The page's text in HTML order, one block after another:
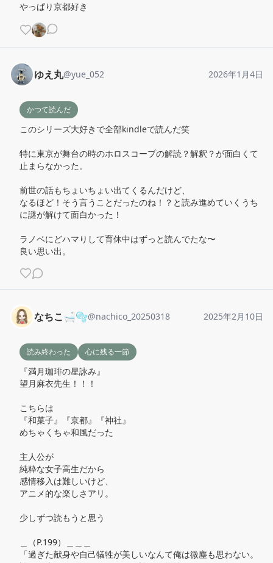
やっぱり京都好き
ゆえ丸@yue_052 2026年1月4日
かつて読んだ
このシリーズ大好きで全部kindleで読んだ笑
特に東京が舞台の時のホロスコープの解読？解釈？が面白くて
止まらなかった。
前世の話もちょいちょい出てくるんだけど、
なるほど！そう言うことだったのね！？と読み進めていくうち
に謎が解けて面白かった！
ラノベにどハマりして育休中はずっと読んでたな〜
良い思い出。
なちこ🛁🫧@nachico_20250318 2025年2月10日
読み終わった 心に残る一節
『満月珈琲の星詠み』
望月麻衣先生！！！
こちらは
『和菓子』『京都』『神社』
めちゃくちゃ和風だった
主人公が
純粋な女子高生だから
感情移入は難しいけど、
アニメ的な楽しさアリ。
少しずつ読もうと思う
＿（P.199）＿＿＿
「過ぎた献身や自己犠牲が美しいなんて俺は微塵も思わない。